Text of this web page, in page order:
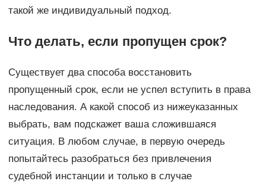
такой же индивидуальный подход.
Что делать, если пропущен срок?
Существует два способа восстановить
пропущенный срок, если не успел вступить в права
наследования. А какой способ из нижеуказанных
выбрать, вам подскажет ваша сложившаяся
ситуация. В любом случае, в первую очередь
попытайтесь разобраться без привлечения
судебной инстанции и только в случае